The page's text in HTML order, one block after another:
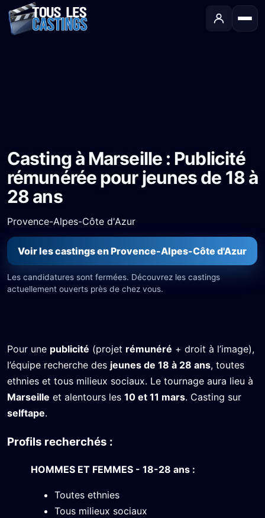
Casting à Marseille : Publicité
rémunérée pour jeunes de 18 à
28 ans
Provence-Alpes-Côte d'Azur
Voir les castings en Provence-Alpes-Côte d'Azur
Les candidatures sont fermées. Découvrez les castings
actuellement ouverts près de chez vous.
Pour une publicité (projet rémunéré + droit à l’image),
l’équipe recherche des jeunes de 18 à 28 ans, toutes
ethnies et tous milieux sociaux. Le tournage aura lieu à
Marseille et alentours les 10 et 11 mars. Casting sur
selftape.
Profils recherchés :
HOMMES ET FEMMES - 18-28 ans :
Toutes ethnies
Tous milieux sociaux